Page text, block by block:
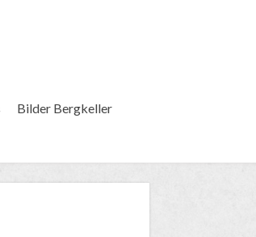
Bilder Bergkeller